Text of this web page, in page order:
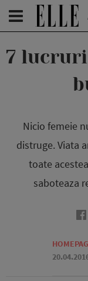
7
Nicio femeie
distruge. Viata
toate
saboteaza